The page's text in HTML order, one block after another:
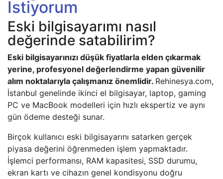
İstiyorum
Eski bilgisayarımı nasıl
değerinde satabilirim?
Eski bilgisayarınızı düşük fiyatlarla elden çıkarmak
yerine, profesyonel değerlendirme yapan güvenilir
alım noktalarıyla çalışmanız önemlidir. Rehinesya.com,
İstanbul genelinde ikinci el bilgisayar, laptop, gaming
PC ve MacBook modelleri için hızlı ekspertiz ve aynı
gün ödeme desteği sunar.
Birçok kullanıcı eski bilgisayarını satarken gerçek
piyasa değerini öğrenmeden işlem yapmaktadır.
İşlemci performansı, RAM kapasitesi, SSD durumu,
ekran kartı ve cihazın genel kondisyonu doğru